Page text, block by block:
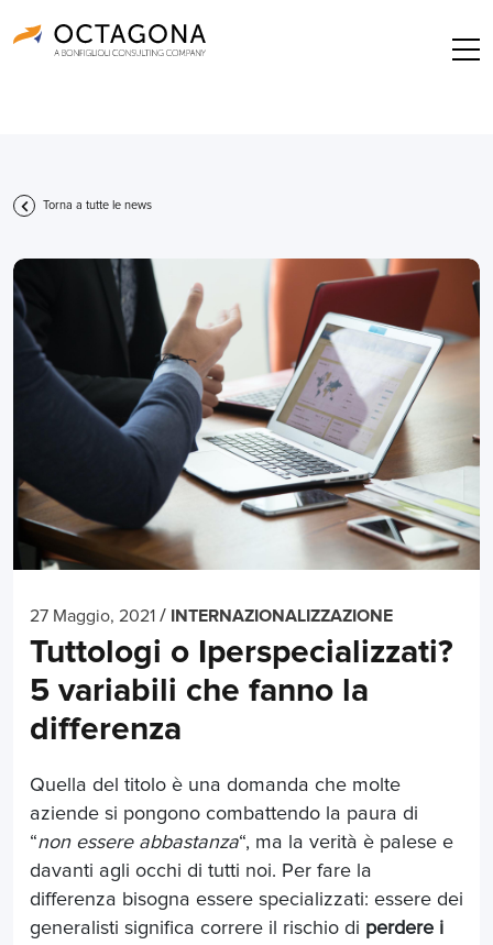
Torna a tutte le news
27 Maggio, 2021 / INTERNAZIONALIZZAZIONE
Tuttologi o Iperspecializzati?
5 variabili che fanno la
differenza
Quella del titolo è una domanda che molte
aziende si pongono combattendo la paura di
“non essere abbastanza“, ma la verità è palese e
davanti agli occhi di tutti noi. Per fare la
differenza bisogna essere specializzati: essere dei
generalisti significa correre il rischio di perdere i